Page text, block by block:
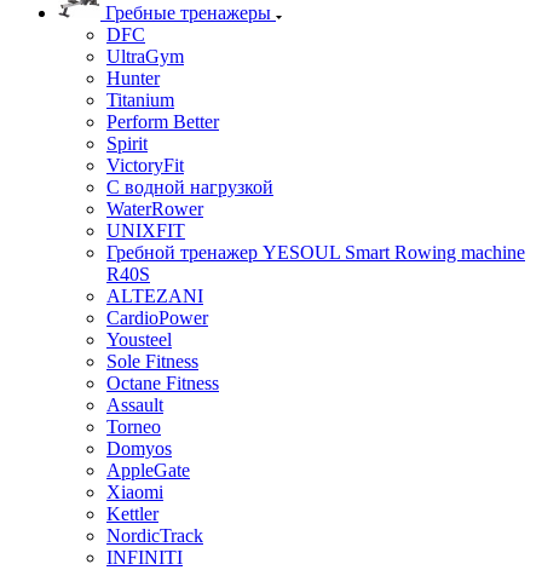
Гребные тренажеры
DFC
UltraGym
Hunter
Titanium
Perform Better
Spirit
VictoryFit
С водной нагрузкой
WaterRower
UNIXFIT
Гребной тренажер YESOUL Smart Rowing machine
R40S
ALTEZANI
CardioPower
Yousteel
Sole Fitness
Octane Fitness
Assault
Torneo
Domyos
AppleGate
Xiaomi
Kettler
NordicTrack
INFINITI